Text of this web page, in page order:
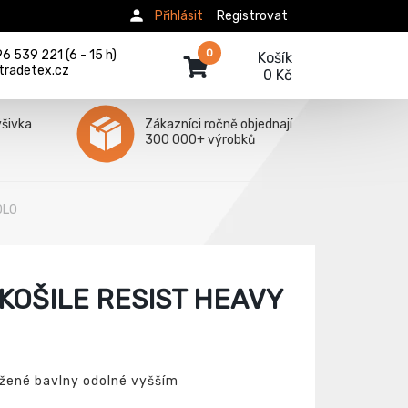
Registrovat
Přihlásit
539 221 (6 - 15 h)
Košík
0 Kč
0
Zákazníci ročně objednají
300 000+ výrobků
RESIST HEAVY
bavlny odolné vyšším